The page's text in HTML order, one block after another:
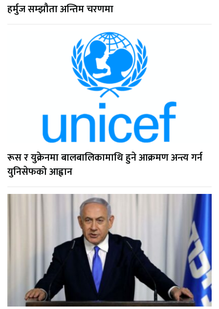
हर्मुज सम्झौता अन्तिम चरणमा
रूस र युक्रेनमा बालबालिकामाथि हुने आक्रमण अन्त्य गर्न
युनिसेफको आह्वान